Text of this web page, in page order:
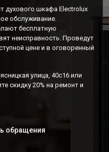
духового шкафа Electrolux
обслуживание.
бесплатную
неисправность. Проведут
цене и в оговоренный
улица, 40с16 или
скидку 20% на ремонт и
обращения